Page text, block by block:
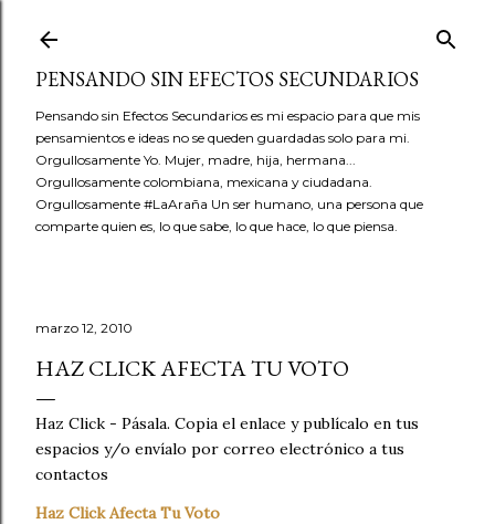
PENSANDO SIN EFECTOS SECUNDARIOS
Pensando sin Efectos Secundarios es mi espacio para que mis
pensamientos e ideas no se queden guardadas solo para mi.
Orgullosamente Yo. Mujer, madre, hija, hermana...
Orgullosamente colombiana, mexicana y ciudadana.
Orgullosamente #LaAraña Un ser humano, una persona que
comparte quien es, lo que sabe, lo que hace, lo que piensa.
marzo 12, 2010
HAZ CLICK AFECTA TU VOTO
Haz Click - Pásala. Copia el enlace y publícalo en tus
espacios y/o envíalo por correo electrónico a tus
contactos
Haz Click Afecta Tu Voto